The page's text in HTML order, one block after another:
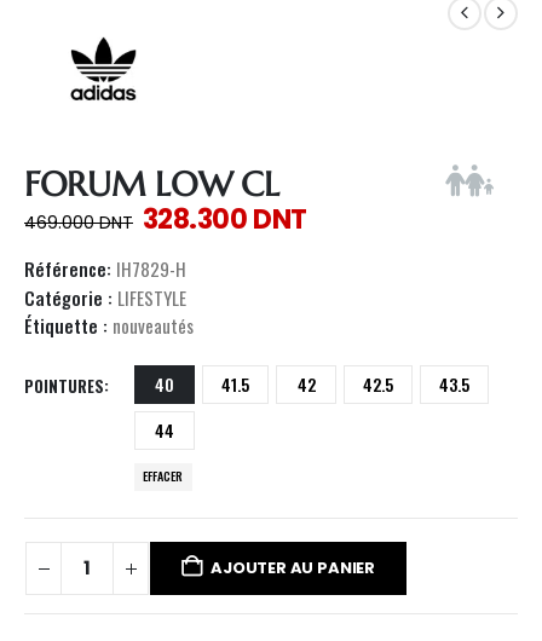
FORUM LOW CL
469.000DNT 328.300DNT
Référence: IH7829-H
Catégorie : LIFESTYLE
Étiquette : nouveautés
POINTURES 40 41.5 42 42.5
43.5
44
EFFACER
AJOUTER AU PANIER